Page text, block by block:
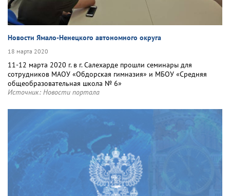
Новости Ямало-Ненецкого автономного округа
18 марта 2020
11-12 марта 2020 г. в г. Салехарде прошли семинары для
сотрудников МАОУ «Обдорская гимназия» и МБОУ «Средняя
общеобразовательная школа № 6»
Источник: Новости портала